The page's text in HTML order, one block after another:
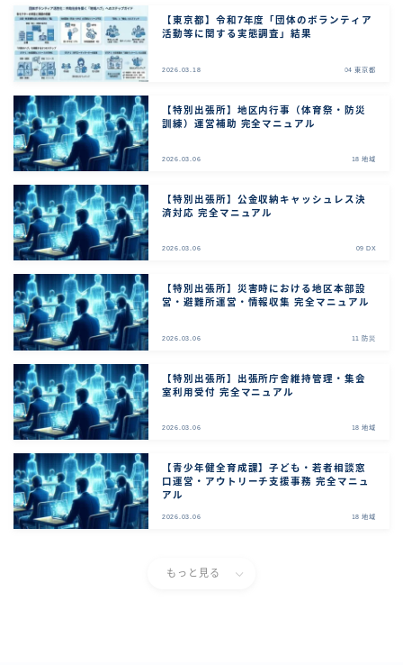
【東京都】令和7年度「団体のボランティア
活動等に関する実態調査」結果
2026.03.18 04 東京都
【特別出張所】地区内行事（体育祭・防災
訓練）運営補助 完全マニュアル
2026.03.06 18 地域
【特別出張所】公金収納キャッシュレス決
済対応 完全マニュアル
2026.03.06 09 DX
【特別出張所】災害時における地区本部設
営・避難所運営・情報収集 完全マニュアル
2026.03.06 11 防災
【特別出張所】出張所庁舎維持管理・集会
室利用受付 完全マニュアル
2026.03.06 18 地域
【青少年健全育成課】子ども・若者相談窓
口運営・アウトリーチ支援事務 完全マニュ
アル
2026.03.06 18 地域
もっと見る